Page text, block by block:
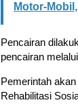
Motor-
Pencairan
pencairan
Pemerintah
Rehabilitasi